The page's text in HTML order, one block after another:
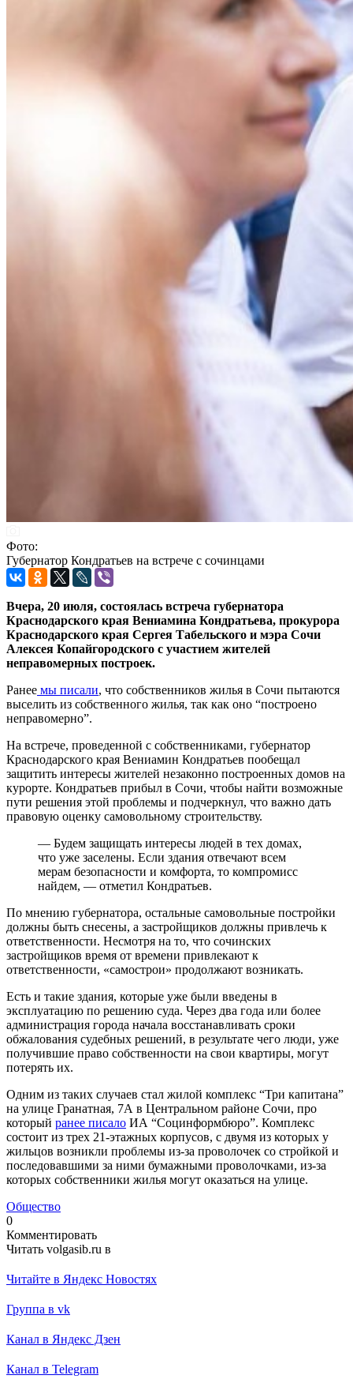
Фото:
Губернатор Кондратьев на встрече с сочинцами
Вчера, 20 июля, состоялась встреча губернатора
Краснодарского края Вениамина Кондратьева, прокурора
Краснодарского края Сергея Табельского и мэра Сочи
Алексея Копайгородского с участием жителей
неправомерных построек.
Ранее мы писали, что собственников жилья в Сочи пытаются
выселить из собственного жилья, так как оно “построено
неправомерно”.
На встрече, проведенной с собственниками, губернатор
Краснодарского края Вениамин Кондратьев пообещал
защитить интересы жителей незаконно построенных домов на
курорте. Кондратьев прибыл в Сочи, чтобы найти возможные
пути решения этой проблемы и подчеркнул, что важно дать
правовую оценку самовольному строительству.
— Будем защищать интересы людей в тех домах,
что уже заселены. Если здания отвечают всем
мерам безопасности и комфорта, то компромисс
найдем, — отметил Кондратьев.
По мнению губернатора, остальные самовольные постройки
должны быть снесены, а застройщиков должны привлечь к
ответственности. Несмотря на то, что сочинских
застройщиков время от времени привлекают к
ответственности, «самострои» продолжают возникать.
Есть и такие здания, которые уже были введены в
эксплуатацию по решению суда. Через два года или более
администрация города начала восстанавливать сроки
обжалования судебных решений, в результате чего люди, уже
получившие право собственности на свои квартиры, могут
потерять их.
Одним из таких случаев стал жилой комплекс “Три капитана”
на улице Гранатная, 7А в Центральном районе Сочи, про
который ранее писало ИА “Социнформбюро”. Комплекс
состоит из трех 21-этажных корпусов, с двумя из которых у
жильцов возникли проблемы из-за проволочек со стройкой и
последовавшими за ними бумажными проволочками, из-за
которых собственники жилья могут оказаться на улице.
Общество
0
Комментировать
Читать volgasib.ru в
Читайте в Яндекс Новостях
Группа в vk
Канал в Яндекс Дзен
Канал в Telegram